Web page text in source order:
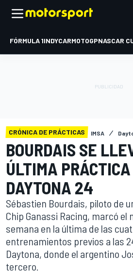
FÓRMULA 1INDYCARMOTOGPNASCAR
CRÓNICA DE PRÁCTICAS IMSA
BOURDAIS SE
ÚLTIMA
DAYTONA 24
Sébastien Bourdais, piloto de
Chip Ganassi Racing, marcó el
semana en la última de las
entrenamientos previos a las
Daytona, donde el argentino
tercero.